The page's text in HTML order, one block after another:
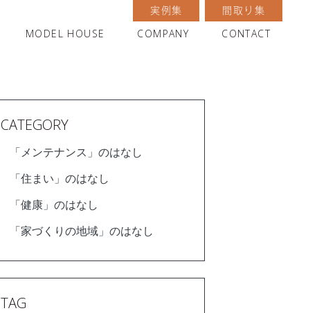
実例集 間取り集
MODEL HOUSE COMPANY CONTACT
CATEGORY
「メンテナンス」のはなし
「住まい」のはなし
「健康」のはなし
「家づくりの地域」のはなし
TAG